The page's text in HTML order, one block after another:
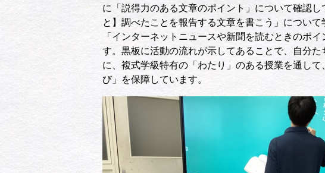
に「説得力のある文章のポイント」について確認
と】調べたことを報告する文章を書こう」につい
「インターネットニュースや新聞を読むときのポ
す。黒板に活動の流れが示してあることで、自分
に、複式学級特有の「わたり」のある授業を通し
び」を保障しています。